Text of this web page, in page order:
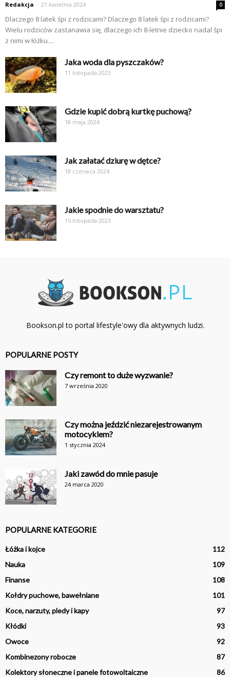
Redakcja - 21 kwietnia 2024 0
Dlaczego 8 latek śpi z rodzicami? Dlaczego 8 latek śpi z rodzicami?
Wielu rodziców zastanawia się, dlaczego ich 8-letnie dziecko nadal śpi
z nimi w łóżku....
Jaka woda dla pyszczaków?
11 listopada 2023
Gdzie kupić dobrą kurtkę puchową?
18 maja 2024
Jak załatać dziurę w dętce?
18 czerwca 2024
Jakie spodnie do warsztatu?
15 listopada 2023
Bookson.pl to portal lifestyle'owy dla aktywnych ludzi.
POPULARNE POSTY
Czy remont to duże wyzwanie?
7 września 2020
Czy można jeździć niezarejestrowanym
motocyklem?
1 stycznia 2024
Jaki zawód do mnie pasuje
24 marca 2020
POPULARNE KATEGORIE
Łóżka i kojce
112
Nauka
109
Finanse
108
Kołdry puchowe, bawełniane
101
Koce, narzuty, pledy i kapy
97
Kłódki
93
Owoce
92
Kombinezony robocze
87
Kolektory słoneczne i panele fotowoltaiczne
86